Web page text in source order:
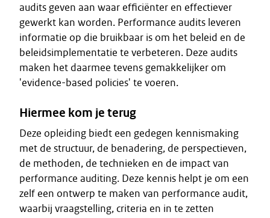
audits geven aan waar efficiënter en effectiever
gewerkt kan worden. Performance audits leveren
informatie op die bruikbaar is om het beleid en de
beleidsimplementatie te verbeteren. Deze audits
maken het daarmee tevens gemakkelijker om
'evidence-based policies' te voeren.
Hiermee kom je terug
Deze opleiding biedt een gedegen kennismaking
met de structuur, de benadering, de perspectieven,
de methoden, de technieken en de impact van
performance auditing. Deze kennis helpt je om een
zelf een ontwerp te maken van performance audit,
waarbij vraagstelling, criteria en in te zetten